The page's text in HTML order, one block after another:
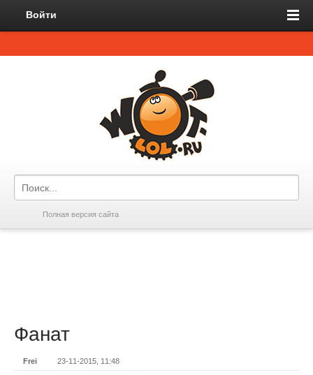
Войти
Полная версия сайта
Фанат
Frei 23-11-2015, 11:48